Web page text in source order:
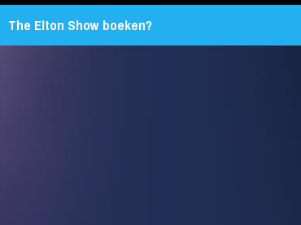
The Elton Show boeken?